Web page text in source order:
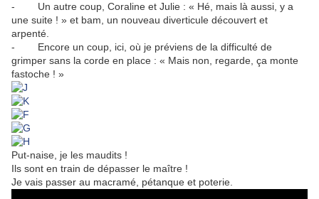
- Un autre coup, Coraline et Julie : « Hé, mais là aussi, y a
une suite ! » et bam, un nouveau diverticule découvert et
arpenté.
- Encore un coup, ici, où je préviens de la difficulté de
grimper sans la corde en place : « Mais non, regarde, ça monte
fastoche ! »
Put-naise, je les maudits !
Ils sont en train de dépasser le maître !
Je vais passer au macramé, pétanque et poterie.